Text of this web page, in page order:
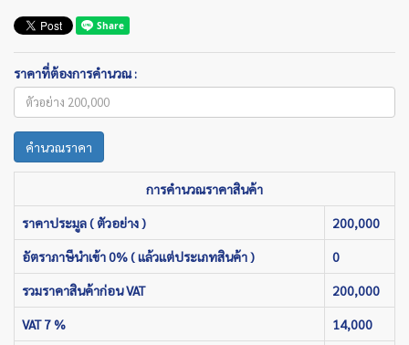
ราคาที่ต้องการคำนวณ :
คำนวณราคา
การคำนวณราคาสินค้า
ราคาประมูล ( ตัวอย่าง ) 200,000
อัตราภาษีนำเข้า 0% ( แล้วแต่ประเภทสินค้า ) 0
รวมราคาสินค้าก่อน VAT 200,000
VAT 7 % 14,000